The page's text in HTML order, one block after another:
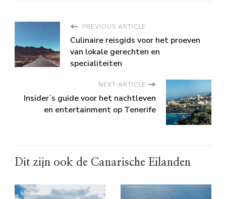
PREVIOUS ARTICLE
Culinaire reisgids voor het proeven
van lokale gerechten en
specialiteiten
NEXT ARTICLE
Insiderʼs guide voor het nachtleven
en entertainment op Tenerife
Dit zijn ook de Canarische Eilanden